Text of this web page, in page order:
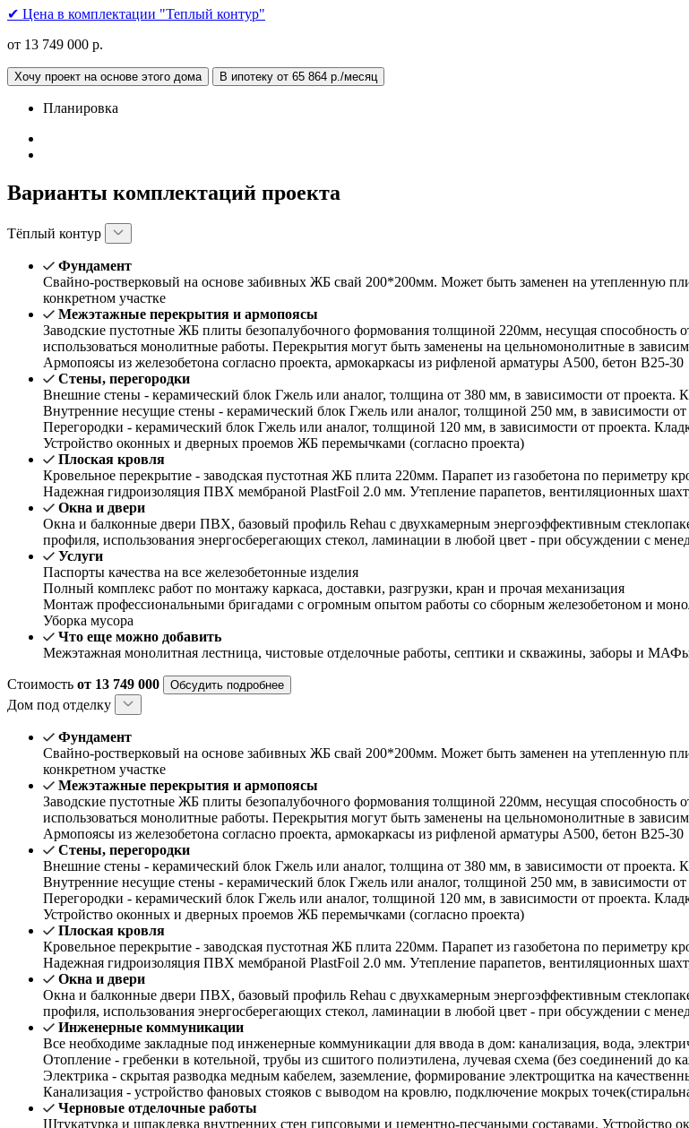
✔ Цена в комплектации "Теплый контур"
от 13 749 000 р.
Хочу проект на основе этого дома В ипотеку от 65 864 р./месяц
Планировка
Варианты комплектаций проекта
Тёплый контур
Фундамент
Свайно-ростверковый на основе забивных ЖБ свай 200*200мм. Может быть заменен на утепленную
конкретном участке
Межэтажные перекрытия и армопоясы
Заводские пустотные ЖБ плиты безопалубочного формования толщиной 220мм, несущая
использоваться монолитные работы. Перекрытия могут быть заменены на цельномонолитные в
Армопоясы из железобетона согласно проекта, армокаркасы из рифленой арматуры А500, бетон В25-30
Стены, перегородки
Внешние стены - керамический блок Гжель или аналог, толщина от 380 мм, в зависимости от проекта.
Внутренние несущие стены - керамический блок Гжель или аналог, толщиной 250 мм, в зависимости
Перегородки - керамический блок Гжель или аналог, толщиной 120 мм, в зависимости от проекта.
Устройство оконных и дверных проемов ЖБ перемычками (согласно проекта)
Плоская кровля
Кровельное перекрытие - заводская пустотная ЖБ плита 220мм. Парапет из газобетона по периметру
Надежная гидроизоляция ПВХ мембраной PlastFoil 2.0 мм. Утепление парапетов, вентиляционных
Окна и двери
Окна и балконные двери ПВХ, базовый профиль Rehau с двухкамерным энергоэффективным
профиля, использования энергосберегающих стекол, ламинации в любой цвет - при обсуждении с
Услуги
Паспорты качества на все железобетонные изделия
Полный комплекс работ по монтажу каркаса, доставки, разгрузки, кран и прочая механизация
Монтаж профессиональными бригадами с огромным опытом работы со сборным железобетоном и
Уборка мусора
Что еще можно добавить
Межэтажная монолитная лестница, чистовые отделочные работы, септики и скважины, заборы и
Стоимость от 13 749 000 Обсудить подробнее
Дом под отделку
Фундамент
Свайно-ростверковый на основе забивных ЖБ свай 200*200мм. Может быть заменен на утепленную
конкретном участке
Межэтажные перекрытия и армопоясы
Заводские пустотные ЖБ плиты безопалубочного формования толщиной 220мм, несущая
использоваться монолитные работы. Перекрытия могут быть заменены на цельномонолитные в
Армопоясы из железобетона согласно проекта, армокаркасы из рифленой арматуры А500, бетон В25-30
Стены, перегородки
Внешние стены - керамический блок Гжель или аналог, толщина от 380 мм, в зависимости от проекта.
Внутренние несущие стены - керамический блок Гжель или аналог, толщиной 250 мм, в зависимости
Перегородки - керамический блок Гжель или аналог, толщиной 120 мм, в зависимости от проекта.
Устройство оконных и дверных проемов ЖБ перемычками (согласно проекта)
Плоская кровля
Кровельное перекрытие - заводская пустотная ЖБ плита 220мм. Парапет из газобетона по периметру
Надежная гидроизоляция ПВХ мембраной PlastFoil 2.0 мм. Утепление парапетов, вентиляционных
Окна и двери
Окна и балконные двери ПВХ, базовый профиль Rehau с двухкамерным энергоэффективным
профиля, использования энергосберегающих стекол, ламинации в любой цвет - при обсуждении с
Инженерные коммуникации
Все необходиме закладные под инженерные коммуникации для ввода в дом: канализация, вода,
Отопление - гребенки в котельной, трубы из сшитого полиэтилена, лучевая схема (без соединений
Электрика - скрытая разводка медным кабелем, заземление, формирование электрощитка на
Канализация - устройство фановых стояков с выводом на кровлю, подключение мокрых
Черновые отделочные работы
Штукатурка и шпаклевка внутренних стен гипсовыми и цементно-песчаными составами. Устройство